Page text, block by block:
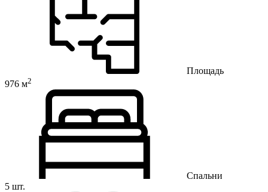
Площадь
976 м2
Спальни
5 шт.